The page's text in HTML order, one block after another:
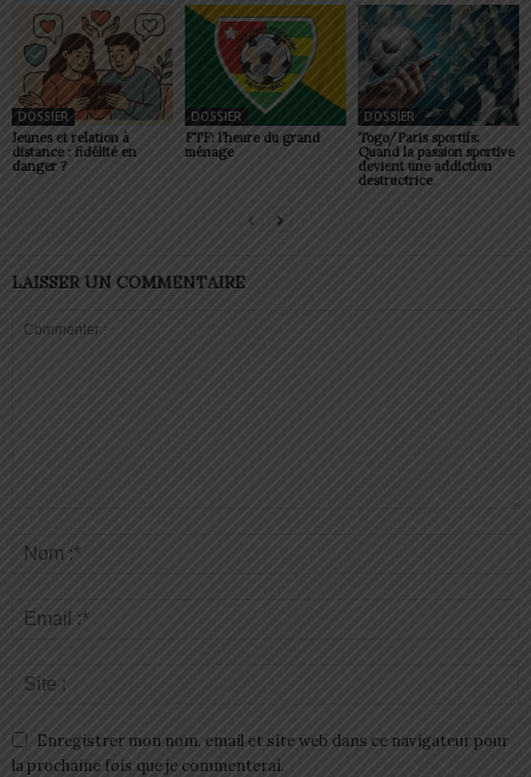
DOSSIER
Jeunes et relation à
distance : fidélité en
danger ?
DOSSIER
FTF: l’heure du grand
ménage
DOSSIER
Togo/Paris sportifs:
Quand la passion sportive
devient une addiction
destructrice
LAISSER UN COMMENTAIRE
Enregistrer mon nom, email et site web dans ce navigateur pour
la prochaine fois que je commenterai.